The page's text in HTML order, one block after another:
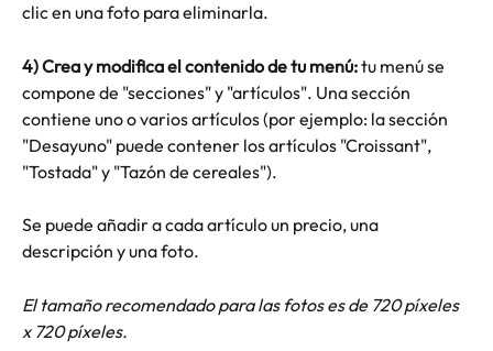
clic en una foto para eliminarla.
4)Crea y modifica el contenido de tu menú: tu menú se
compone de "secciones" y "artículos". Una sección
contiene uno o varios artículos (por ejemplo: la sección
"Desayuno" puede contener los artículos "Croissant",
"Tostada" y "Tazón de cereales").
Se puede añadir a cada artículo un precio, una
descripción y una foto.
El tamaño recomendado para las fotos es de 720 píxeles
x 720 píxeles.